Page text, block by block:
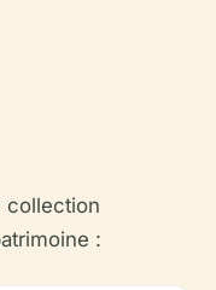
collection
: